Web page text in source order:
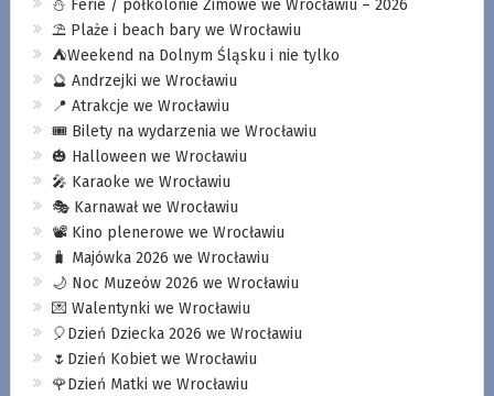
⛄️ Ferie / półkolonie Zimowe we Wrocławiu – 2026
⛱️ Plaże i beach bary we Wrocławiu
⛺️Weekend na Dolnym Śląsku i nie tylko
🔮 Andrzejki we Wrocławiu
📍 Atrakcje we Wrocławiu
🎟️ Bilety na wydarzenia we Wrocławiu
🎃 Halloween we Wrocławiu
🎤 Karaoke we Wrocławiu
🎭 Karnawał we Wrocławiu
📽️ Kino plenerowe we Wrocławiu
🧳 Majówka 2026 we Wrocławiu
🌙 Noc Muzeów 2026 we Wrocławiu
💌 Walentynki we Wrocławiu
🎈Dzień Dziecka 2026 we Wrocławiu
🌷Dzień Kobiet we Wrocławiu
🌹Dzień Matki we Wrocławiu